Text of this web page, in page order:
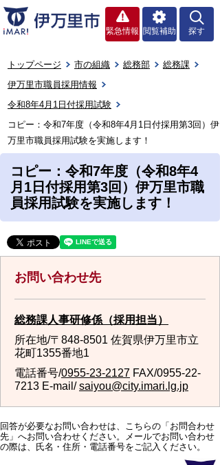
緊急情報 閲覧補助 探す
トップページ 市の組織 総務部
総務課
伊万里市職員採用情報
令和8年4月1日付採用試験
コピー：令和7年度（令和8年4月1日付採用第3回）伊
万里市職員採用試験を実施します！
コピー：令和7年度（令和8年4
月1日付採用第3回）伊万里市職
員採用試験を実施します！
お問い合わせ先
総務課人事研修係（採用担当）
所在地/〒848-8501 佐賀県伊万里市立
花町1355番地1
電話番号/0955-23-2127 FAX/0955-22-
7213 E-mail/saiyou@city.imari.lg.jp
回答が必要なお問い合わせは、こちらの「お問合わせ
先」へお問い合わせください。メールでお問い合わせ
の際は、氏名・住所・電話番号をご記入ください。